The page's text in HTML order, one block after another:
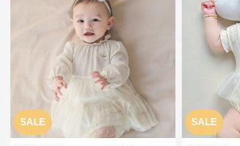
SALE SALE